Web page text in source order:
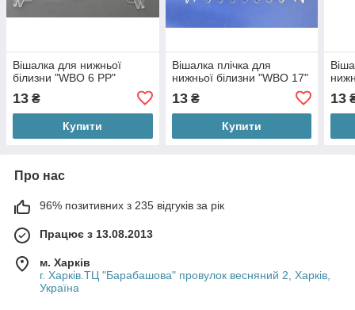
Вішалка для нижньої
білизни "WBO 6 PP"
13 ₴
Купити
Вішалка плічка для
нижньої білизни "WBO 17"
13₴
Купити
13
Про нас
96% позитивних з 235 відгуків за рік
Працює з 13.08.2013
м. Харків
г. Харків.ТЦ "Барабашова" провулок весняний 2, Харків,
Україна